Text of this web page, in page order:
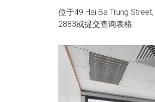
位于49 Hai Ba Trung
2883或提交查询表格.